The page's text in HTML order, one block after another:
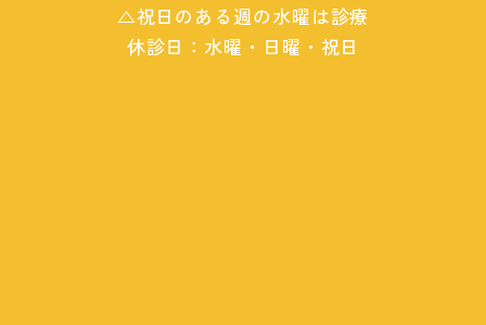
△祝日のある週の水曜は診療
休診日：水曜・日曜・祝日